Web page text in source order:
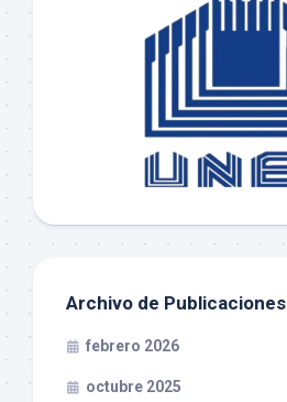
Archivo de Publicaciones
febrero 2026
octubre 2025